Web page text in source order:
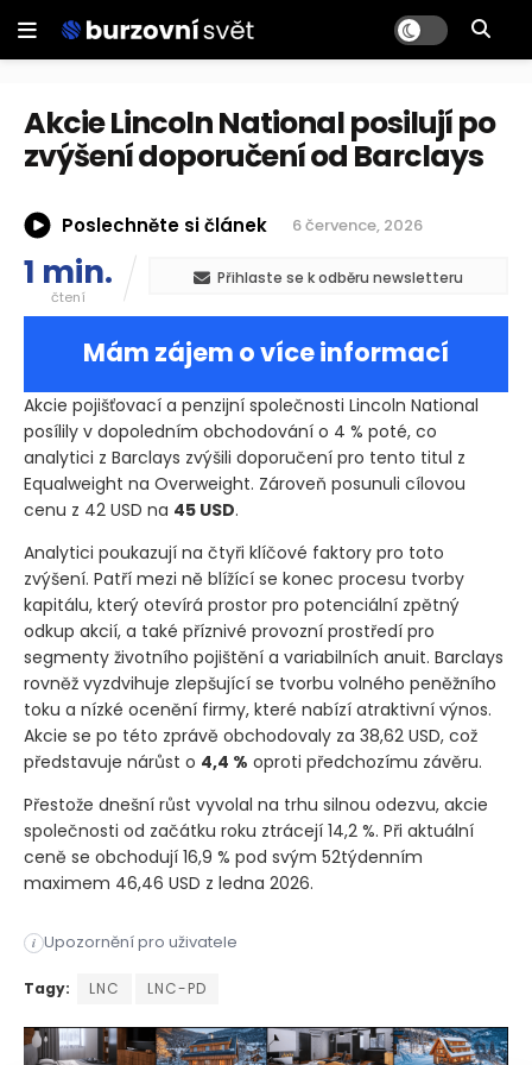
Akcie Lincoln National posilují po
zvýšení doporučení od Barclays
Poslechněte si článek 6 července, 2026
1 min.
čtení
Přihlaste se k odběru newsletteru
Mám zájem o více informací
Akcie pojišťovací a penzijní společnosti Lincoln National
posílily v dopoledním obchodování o 4 % poté, co
analytici z Barclays zvýšili doporučení pro tento titul z
Equalweight na Overweight. Zároveň posunuli cílovou
cenu z 42 USD na 45 USD.
Analytici poukazují na čtyři klíčové faktory pro toto
zvýšení. Patří mezi ně blížící se konec procesu tvorby
kapitálu, který otevírá prostor pro potenciální zpětný
odkup akcií, a také příznivé provozní prostředí pro
segmenty životního pojištění a variabilních anuit. Barclays
rovněž vyzdvihuje zlepšující se tvorbu volného peněžního
toku a nízké ocenění firmy, které nabízí atraktivní výnos.
Akcie se po této zprávě obchodovaly za 38,62 USD, což
představuje nárůst o 4,4 % oproti předchozímu závěru.
Přestože dnešní růst vyvolal na trhu silnou odezvu, akcie
společnosti od začátku roku ztrácejí 14,2 %. Při aktuální
ceně se obchodují 16,9 % pod svým 52týdenním
maximem 46,46 USD z ledna 2026.
i Upozornění pro uživatele
Akcie pojišťovací a penzijní společnosti Lincoln National
Tagy: LNC LNC-PD